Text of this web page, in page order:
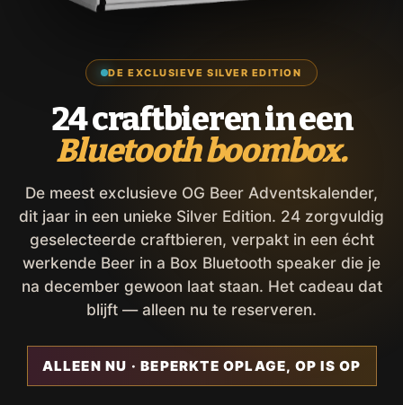
DE EXCLUSIEVE SILVER EDITION
24 craftbieren in een
Bluetooth boombox.
De meest exclusieve OG Beer Adventskalender,
dit jaar in een unieke Silver Edition. 24 zorgvuldig
geselecteerde craftbieren, verpakt in een écht
werkende Beer in a Box Bluetooth speaker die je
na december gewoon laat staan. Het cadeau dat
blijft — alleen nu te reserveren.
ALLEEN NU · BEPERKTE OPLAGE, OP IS OP